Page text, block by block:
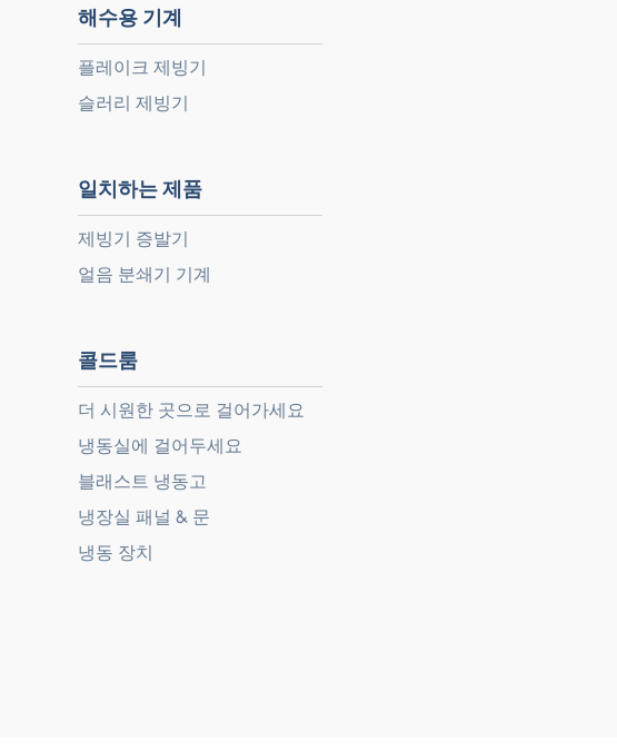
해수용 기계
플레이크 제빙기
슬러리 제빙기
일치하는 제품
제빙기 증발기
얼음 분쇄기 기계
콜드룸
더 시원한 곳으로 걸어가세요
냉동실에 걸어두세요
블래스트 냉동고
냉장실 패널 & 문
냉동 장치